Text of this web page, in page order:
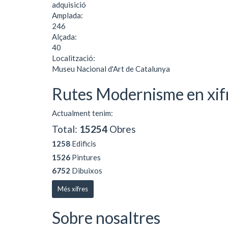
adquisició
Amplada:
246
Alçada:
40
Localització:
Museu Nacional d'Art de Catalunya
Rutes Modernisme en
Actualment tenim:
Total: 15254 Obres
1258 Edificis
1526 Pintures
6752 Dibuixos
Més xifres
Sobre nosaltres